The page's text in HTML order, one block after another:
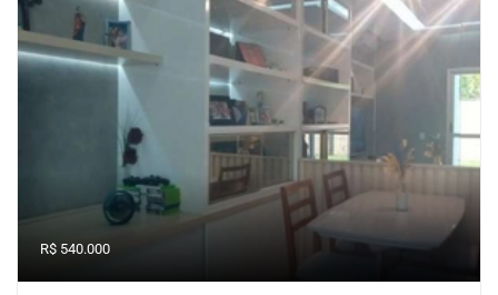
R$ 540.000